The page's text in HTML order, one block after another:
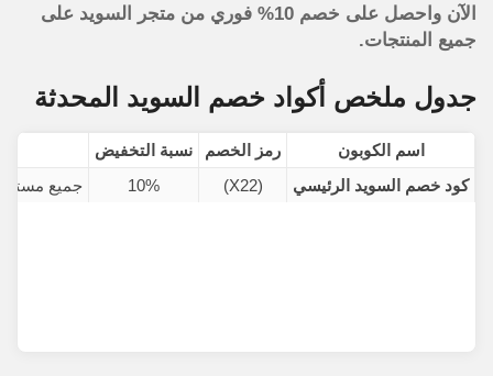
الآن واحصل على خصم 10% فوري من متجر السويد على
جميع المنتجات.
جدول ملخص أكواد خصم السويد المحدثة
اسم الكوبون رمز الخصم
نسبة التخفيض
كود خصم السويد الرئيسي
(X22)
10% جميع